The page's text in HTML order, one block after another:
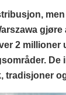
gjøre
2 millioner
De
tradisjoner